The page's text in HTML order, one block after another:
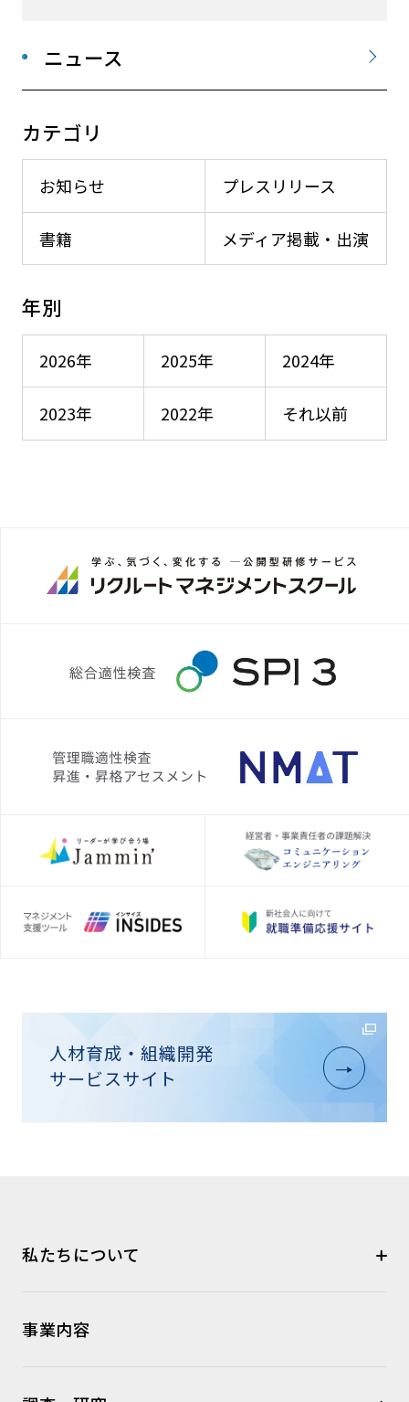
ニュース
カテゴリ
お知らせ プレスリリース
メディア掲載・出演
書籍
年別
2026年 2025年 2024年
2023年 2022年 それ以前
人材育成・組織開発
サービスサイト
私たちについて
事業内容